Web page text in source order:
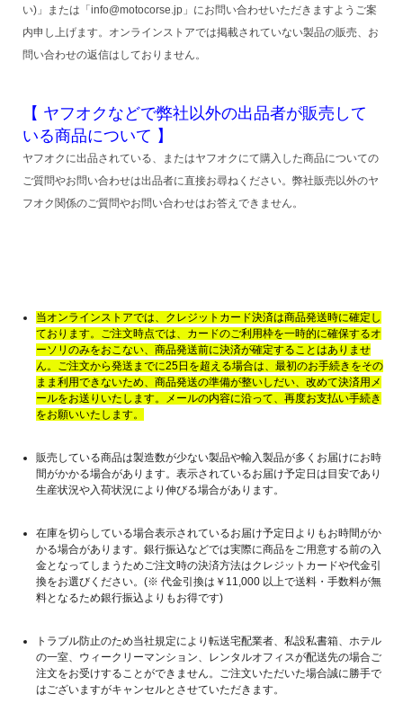
い)」または「info@motocorse.jp」にお問い合わせいただきますようご案
内申し上げます。オンラインストアでは掲載されていない製品の販売、お
問い合わせの返信はしておりません。
【 ヤフオクなどで弊社以外の出品者が販売して
いる商品について 】
ヤフオクに出品されている、またはヤフオクにて購入した商品についての
ご質問やお問い合わせは出品者に直接お尋ねください。弊社販売以外のヤ
フオク関係のご質問やお問い合わせはお答えできません。
当オンラインストアでは、クレジットカード決済は商品発送時に確定し
ております。ご注文時点では、カードのご利用枠を一時的に確保するオ
ーソリのみをおこない、商品発送前に決済が確定することはありませ
ん。ご注文から発送までに25日を超える場合は、最初のお手続きをその
まま利用できないため、商品発送の準備が整いしだい、改めて決済用メ
ールをお送りいたします。メールの内容に沿って、再度お支払い手続き
をお願いいたします。
販売している商品は製造数が少ない製品や輸入製品が多くお届けにお時
間がかかる場合があります。表示されているお届け予定日は目安であり
生産状況や入荷状況により伸びる場合があります。
在庫を切らしている場合表示されているお届け予定日よりもお時間がか
かる場合があります。銀行振込などでは実際に商品をご用意する前の入
金となってしまうためご注文時の決済方法はクレジットカードや代金引
換をお選びください。(※ 代金引換は￥11,000 以上で送料・手数料が無
料となるため銀行振込よりもお得です)
トラブル防止のため当社規定により転送宅配業者、私設私書箱、ホテル
の一室、ウィークリーマンション、レンタルオフィスが配送先の場合ご
注文をお受けすることができません。ご注文いただいた場合誠に勝手で
はございますがキャンセルとさせていただきます。